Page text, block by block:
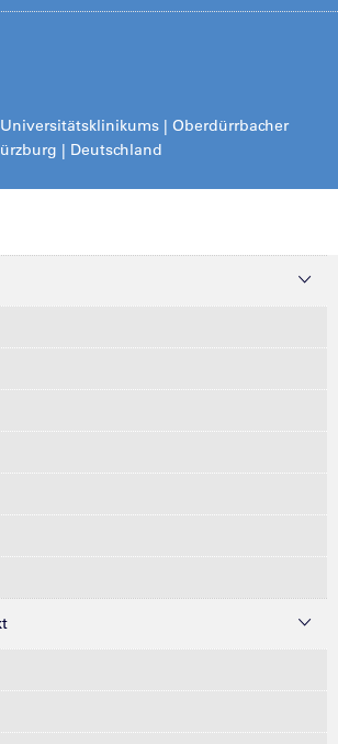
| Oberdürrbacher
| Deutschland